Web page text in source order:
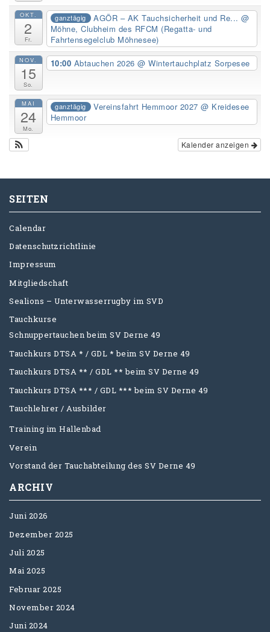
OKT.
2
Fr.
ganztägig AGÖR – AK Tauchsicherheit und Re...@
Möhne, Clubheim des RFCM (Regatta- und
Fahrtensegelclub Möhnesee)
NOV.
15
So.
10:00 Abtauchen 2026@ Wintertauchplatz Sorpesee
MAI
24
Mo.
ganztägig Vereinsfahrt Hemmoor 2027@ Kreidesee
Hemmoor
Kalender anzeigen
SEITEN
Calendar
Datenschutzrichtlinie
Impressum
Mitgliedschaft
Sealions – Unterwasserrugby im SVD
Tauchkurse
Schnuppertauchen beim SV Derne 49
Tauchkurs DTSA * / GDL * beim SV Derne 49
Tauchkurs DTSA ** / GDL ** beim SV Derne 49
Tauchkurs DTSA *** / GDL *** beim SV Derne 49
Tauchlehrer / Ausbilder
Training im Hallenbad
Verein
Vorstand der Tauchabteilung des SV Derne 49
ARCHIV
Juni 2026
Dezember 2025
Juli 2025
Mai 2025
Februar 2025
November 2024
Juni 2024